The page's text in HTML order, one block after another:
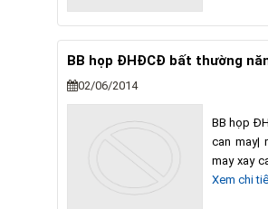
BB họp ĐHĐCĐ bất thường
02/06/2014
BB họp
can may|
may xay
Xem chi